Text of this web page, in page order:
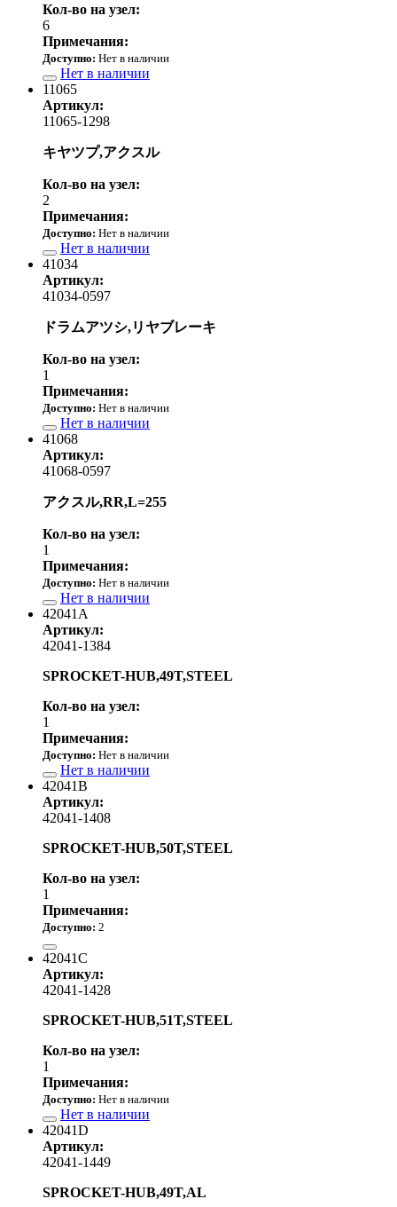
Кол-во на узел:
6
Примечания:
Доступно: Нет в наличии
Нет в наличии
11065
Артикул:
11065-1298
キヤツプ,アクスル
Кол-во на узел:
2
Примечания:
Доступно: Нет в наличии
Нет в наличии
41034
Артикул:
41034-0597
ドラムアツシ,リヤブレーキ
Кол-во на узел:
1
Примечания:
Доступно: Нет в наличии
Нет в наличии
41068
Артикул:
41068-0597
アクスル,RR,L=255
Кол-во на узел:
1
Примечания:
Доступно: Нет в наличии
Нет в наличии
42041A
Артикул:
42041-1384
SPROCKET-HUB,49T,STEEL
Кол-во на узел:
1
Примечания:
Доступно: Нет в наличии
Нет в наличии
42041B
Артикул:
42041-1408
SPROCKET-HUB,50T,STEEL
Кол-во на узел:
1
Примечания:
Доступно: 2
42041C
Артикул:
42041-1428
SPROCKET-HUB,51T,STEEL
Кол-во на узел:
1
Примечания:
Доступно: Нет в наличии
Нет в наличии
42041D
Артикул:
42041-1449
SPROCKET-HUB,49T,AL